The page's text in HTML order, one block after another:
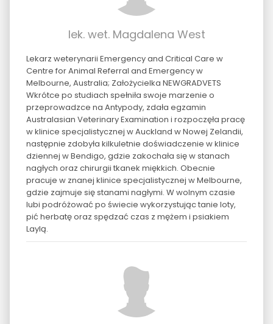
lek. wet. Magdalena West
Lekarz weterynarii Emergency and Critical Care w
Centre for Animal Referral and Emergency w
Melbourne, Australia; Założycielka NEWGRADVETS
Wkrótce po studiach spełniła swoje marzenie o
przeprowadzce na Antypody, zdała egzamin
Australasian Veterinary Examination i rozpoczęła pracę
w klinice specjalistycznej w Auckland w Nowej Zelandii,
następnie zdobyła kilkuletnie doświadczenie w klinice
dziennej w Bendigo, gdzie zakochała się w stanach
nagłych oraz chirurgii tkanek miękkich. Obecnie
pracuje w znanej klinice specjalistycznej w Melbourne,
gdzie zajmuje się stanami nagłymi. W wolnym czasie
lubi podróżować po świecie wykorzystując tanie loty,
pić herbatę oraz spędzać czas z mężem i psiakiem
Laylą.